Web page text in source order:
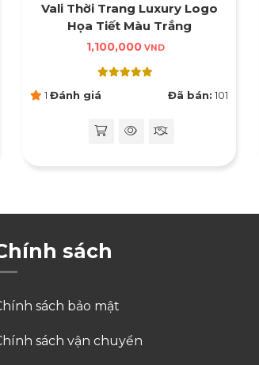
Vali Thời Trang Luxury Logo
Họa Tiết Màu Trắng
1,100,000 VND
1 Đánh giá Đã bán: 101
sách
sách bảo mật
sách vận chuyển